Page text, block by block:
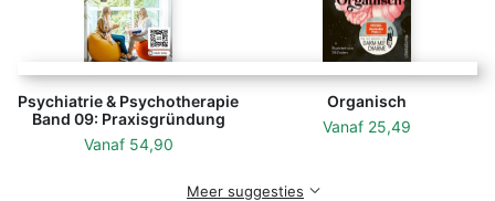
Psychiatrie & Psychotherapie
Band 09: Praxisgründung
Vanaf 54,90
Organisch
Vanaf 25,49
Meer suggesties